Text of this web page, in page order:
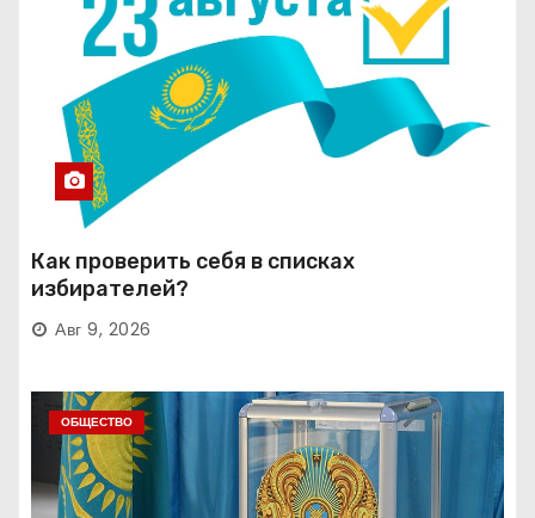
Как проверить себя в списках
избирателей?
Авг 9, 2026
ОБЩЕСТВО